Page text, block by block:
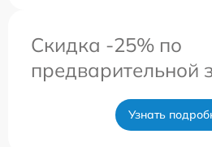
Скидка -25% по
предварительной
Узнать